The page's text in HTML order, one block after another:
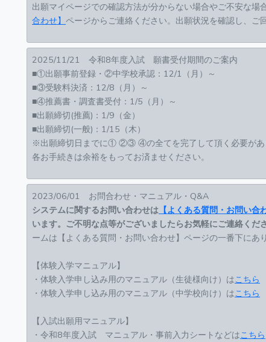
出願マイページでの確認方法が分からない場合やご不安な場
合わせ】 ページからご連絡ください。出願状況を確認し、ご
2025/11/21 令和8年度入試 願書受付期間のご案内
■①出願事前登録・②中学校承認：12/1（月）～
■③受験料決済：12/8（月）～
■④推薦書・調査書受付：1/5（月）～
■出願締切(推薦)：1/9（金）
■出願締切(一般)：1/15（木）
※出願締切日までに① ②③ ④の全てを完了して頂く必要があ
各お手続きは余裕をもってお済ませください。
2023/06/01 お問合わせ・マニュアル・Q&A
システムに関するお問い合わせは 【よくある質問・お問い合
います。ご不明な点等がございましたらお気軽にご連絡くださ
ームは【よくある質問・お問い合わせ】ページの一番下にあり
【体験入学マニュアル】
・体験入学申し込み用のマニュアル（生徒様向け）はこちら
・体験入学申し込み用のマニュアル（中学校向け）はこちら
【入試出願用マニュアル】
・令和8年度入試 マニュアル・事前入力シートなどはこちら